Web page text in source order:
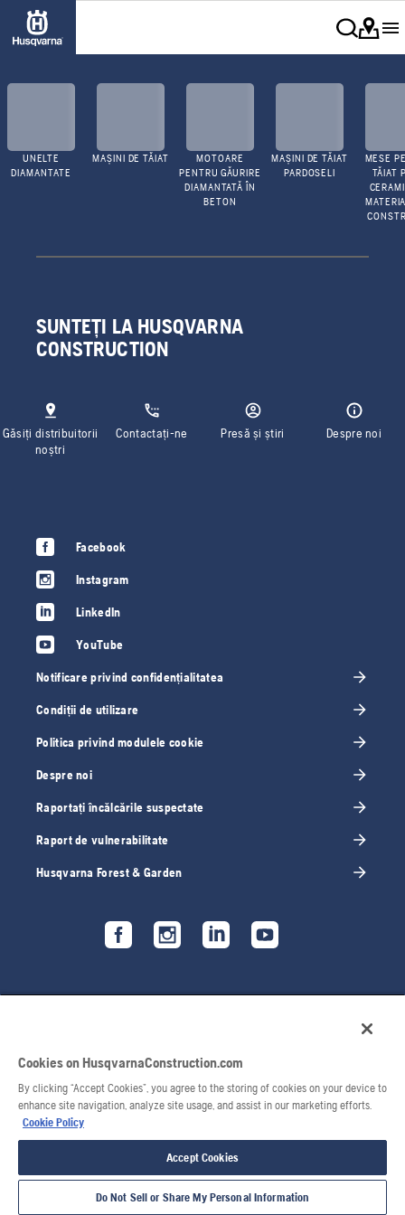
UNELTE
DIAMANTATE
MAȘINI DE TĂIAT
MOTOARE
PENTRU GĂURIRE
DIAMANTATĂ ÎN
BETON
MAȘINI DE TĂIAT
PARDOSELI
MESE
TĂIAT
SUNTEȚI LA HUSQVARNA
CONSTRUCTION
Găsiți distribuitorii
noștri
Contactați-ne Presă și știri Despre noi
Facebook
Instagram
LinkedIn
YouTube
Notificare privind confidențialitatea
Condiții de utilizare
Politica privind modulele cookie
Despre noi
Raportați încălcările suspectate
Raport de vulnerabilitate
Husqvarna Forest & Garden
© 2026 Husqvarna AB. Toate drepturile rezervate.
Cookies on HusqvarnaConstruction.com
By clicking “Accept Cookies”, you agree to the storing of cookies on your device to
enhance site navigation, analyze site usage, and assist in our marketing efforts.
Cookie Policy
Accept Cookies
Do Not Sell or Share My Personal Information